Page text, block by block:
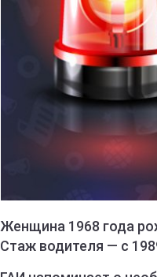
Женщина 1968 года
Стаж водителя — с